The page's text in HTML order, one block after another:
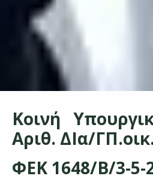
Κοινή
Αριθ. ΔΙα/
ΦΕΚ 1648/Β/3-5-